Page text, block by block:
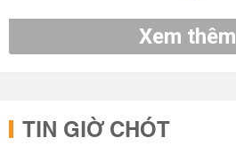
Xem thêm
TIN GIỜ CHÓT